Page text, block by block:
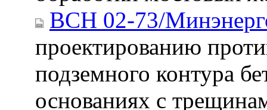
ВСН 02-73/
проектированию
подземного контура
основаниях с